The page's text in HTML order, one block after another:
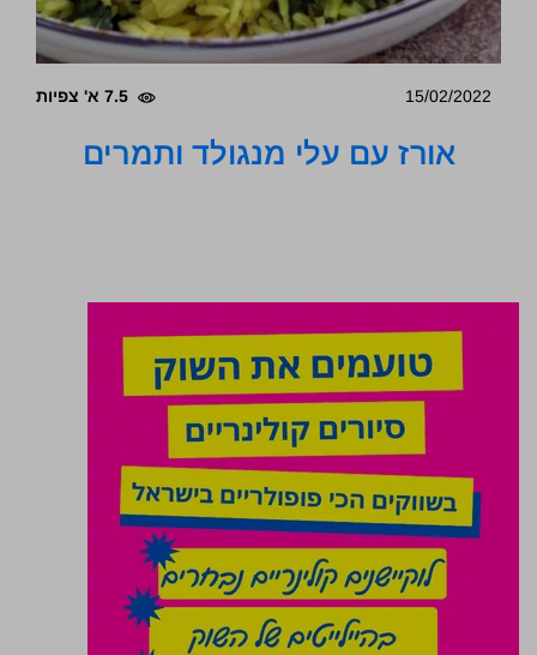
15/02/2022 7.5 א' צפיות
אורז עם עלי מנגולד ותמרים